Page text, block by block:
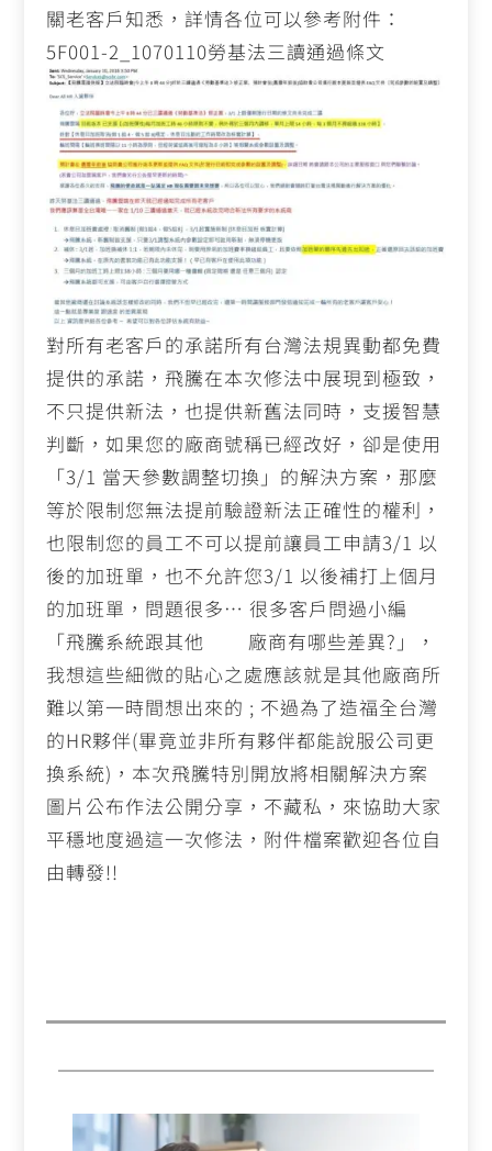
關老客戶知悉，詳情各位可以參考附件：
5F001-2_1070110勞基法三讀通過條文
對所有老客戶的承諾所有台灣法規異動都免費
提供的承諾，飛騰在本次修法中展現到極致，
不只提供新法，也提供新舊法同時，支援智慧
判斷，如果您的廠商號稱已經改好，卻是使用
「3/1 當天參數調整切換」的解決方案，那麼
等於限制您無法提前驗證新法正確性的權利，
也限制您的員工不可以提前讓員工申請3/1 以
後的加班單，也不允許您3/1 以後補打上個月
的加班單，問題很多… 很多客戶問過小編
「飛騰系統跟其他
廠商有哪些差異? 」，
我想這些細微的貼心之處應該就是其他廠商所
難以第一時間想出來的 ; 不過為了造福全台灣
的HR夥伴(畢竟並非所有夥伴都能說服公司更
換系統) ，本次飛騰特別開放將相關解決方案
圖片公布作法公開分享，不藏私，來協助大家
平穩地度過這一次修法，附件檔案歡迎各位自
由轉發!!